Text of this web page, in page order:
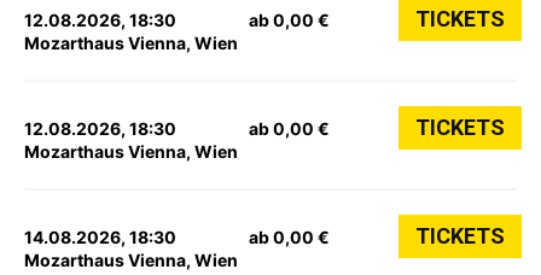
12.08.2026, 18:30
Mozarthaus Vienna, Wien
ab 0,00 € TICKETS
12.08.2026, 18:30
Mozarthaus Vienna, Wien
ab 0,00 € TICKETS
14.08.2026, 18:30
Mozarthaus Vienna, Wien
ab 0,00 € TICKETS